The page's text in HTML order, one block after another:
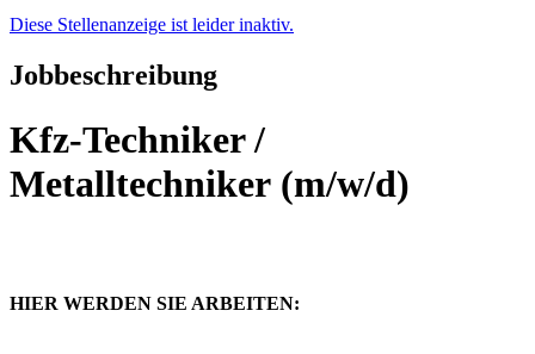
Diese Stellenanzeige ist leider inaktiv.
Jobbeschreibung
Kfz-Techniker /
Metalltechniker (m/w/d)
HIER WERDEN SIE ARBEITEN: